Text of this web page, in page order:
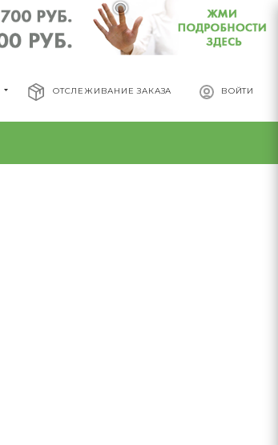
ОТСЛЕЖИВАНИЕ ЗАКАЗА ВОЙТИ